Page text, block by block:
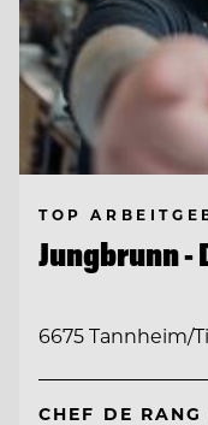
TOP
Jungbrunn -
6675 Tannheim/
CHEF DE